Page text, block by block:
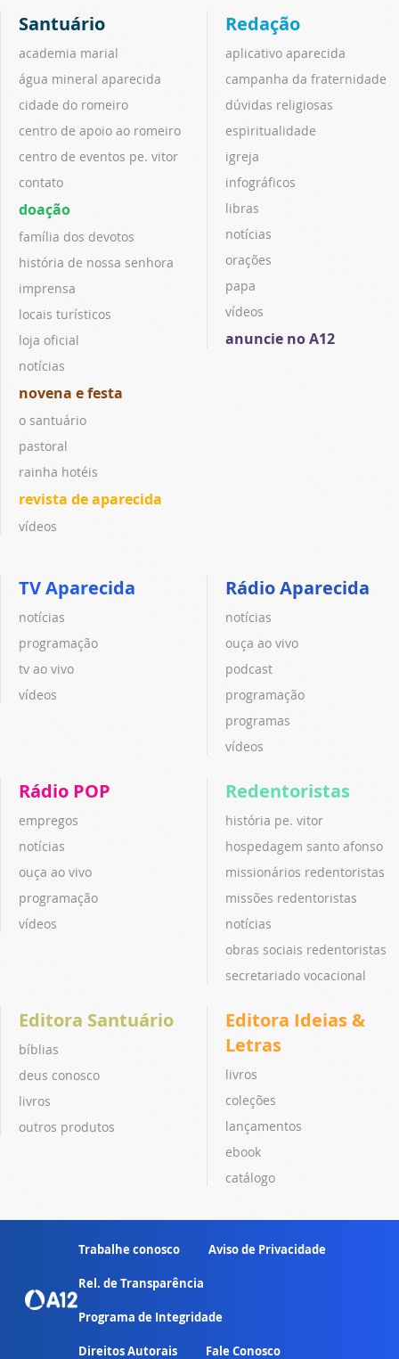
Santuário
academia marial
água mineral aparecida
cidade do romeiro
centro de apoio ao romeiro
centro de eventos pe. vitor
contato
doação
família dos devotos
história de nossa senhora
imprensa
locais turísticos
loja oficial
notícias
novena e festa
o santuário
pastoral
rainha hotéis
revista de aparecida
vídeos
Redação
aplicativo aparecida
campanha da fraternidade
dúvidas religiosas
espiritualidade
igreja
infográficos
libras
notícias
orações
papa
vídeos
anuncie no A12
TV Aparecida
notícias
programação
tv ao vivo
vídeos
Rádio Aparecida
notícias
ouça ao vivo
podcast
programação
programas
vídeos
Rádio POP
empregos
notícias
ouça ao vivo
programação
vídeos
Redentoristas
história pe. vitor
hospedagem santo afonso
missionários redentoristas
missões redentoristas
notícias
obras sociais redentoristas
secretariado vocacional
Editora Santuário
bíblias
deus conosco
livros
outros produtos
Editora Ideias &
Letras
livros
coleções
lançamentos
ebook
catálogo
Trabalhe conosco Aviso de Privacidade
Rel. de Transparência
Programa de Integridade
Direitos Autorais Fale Conosco